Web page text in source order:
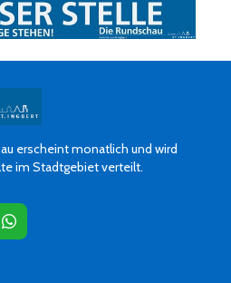
erscheint monatlich und wird
im Stadtgebiet verteilt.